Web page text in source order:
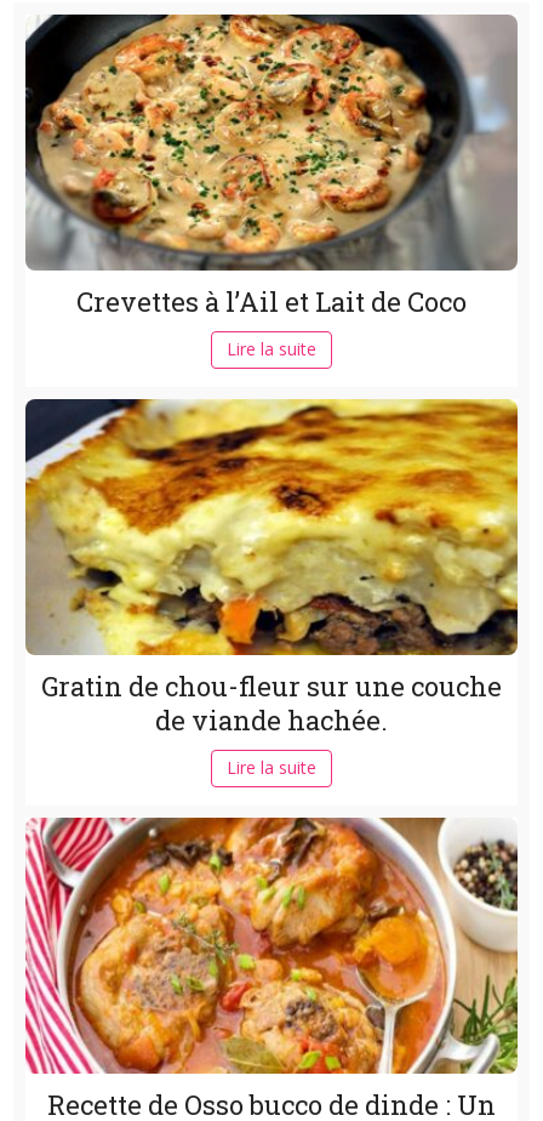
Crevettes à l’Ail et Lait de Coco
Lire la suite
Gratin de chou-fleur sur une couche
de viande hachée.
Lire la suite
Recette de Osso bucco de dinde : Un